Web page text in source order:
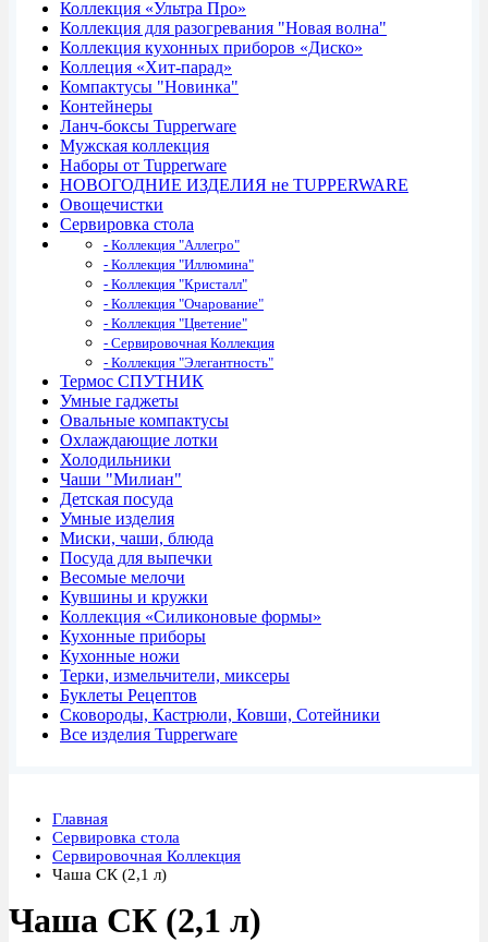
Коллекция «Ультра Про»
Коллекция для разогревания "Новая волна"
Коллекция кухонных приборов «Диско»
Коллеция «Хит-парад»
Компактусы "Новинка"
Контейнеры
Ланч-боксы Tupperware
Мужская коллекция
Наборы от Tupperware
НОВОГОДНИЕ ИЗДЕЛИЯ не TUPPERWARE
Овощечистки
Сервировка стола
- Коллекция "Аллегро"
- Коллекция "Иллюмина"
- Коллекция "Кристалл"
- Коллекция "Очарование"
- Коллекция "Цветение"
- Сервировочная Коллекция
- Коллекция "Элегантность"
Термос СПУТНИК
Умные гаджеты
Овальные компактусы
Охлаждающие лотки
Холодильники
Чаши "Милиан"
Детская посуда
Умные изделия
Миски, чаши, блюда
Посуда для выпечки
Весомые мелочи
Кувшины и кружки
Коллекция «Силиконовые формы»
Кухонные приборы
Кухонные ножи
Терки, измельчители, миксеры
Буклеты Рецептов
Сковороды, Кастрюли, Ковши, Сотейники
Все изделия Tupperware
Главная
Сервировка стола
Сервировочная Коллекция
Чаша СК (2,1 л)
Чаша СК (2,1 л)